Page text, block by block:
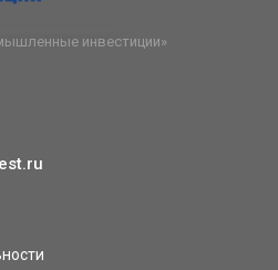
инвестиции»